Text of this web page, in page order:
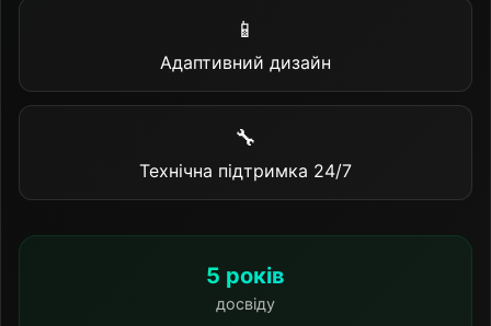
📱
Адаптивний дизайн
🔧
Технічна підтримка 24/7
5 років
досвіду